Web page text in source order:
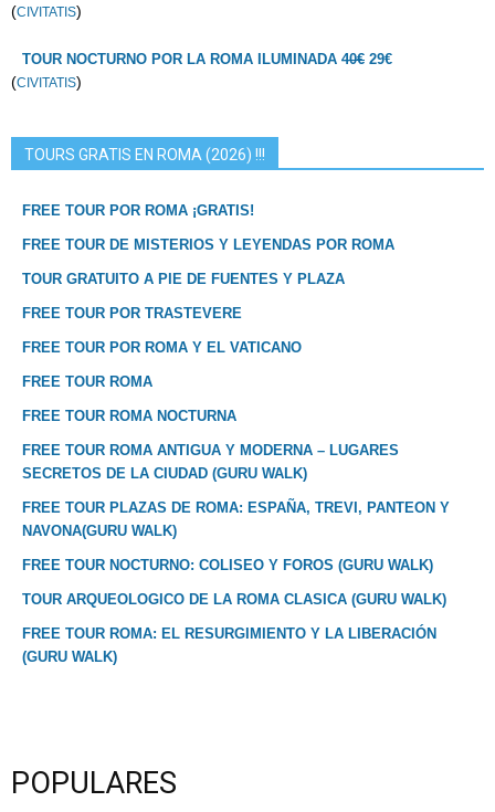
(CIVITATIS)
TOUR NOCTURNO POR LA ROMA ILUMINADA 40€ 29€
(CIVITATIS)
TOURS GRATIS EN ROMA (2026) !!!
FREE TOUR POR ROMA ¡GRATIS!
FREE TOUR DE MISTERIOS Y LEYENDAS POR ROMA
TOUR GRATUITO A PIE DE FUENTES Y PLAZA
FREE TOUR POR TRASTEVERE
FREE TOUR POR ROMA Y EL VATICANO
FREE TOUR ROMA
FREE TOUR ROMA NOCTURNA
FREE TOUR ROMA ANTIGUA Y MODERNA – LUGARES
SECRETOS DE LA CIUDAD (GURU WALK)
FREE TOUR PLAZAS DE ROMA: ESPAÑA, TREVI, PANTEON Y
NAVONA(GURU WALK)
FREE TOUR NOCTURNO: COLISEO Y FOROS (GURU WALK)
TOUR ARQUEOLOGICO DE LA ROMA CLASICA (GURU WALK)
FREE TOUR ROMA: EL RESURGIMIENTO Y LA LIBERACIÓN
(GURU WALK)
POPULARES